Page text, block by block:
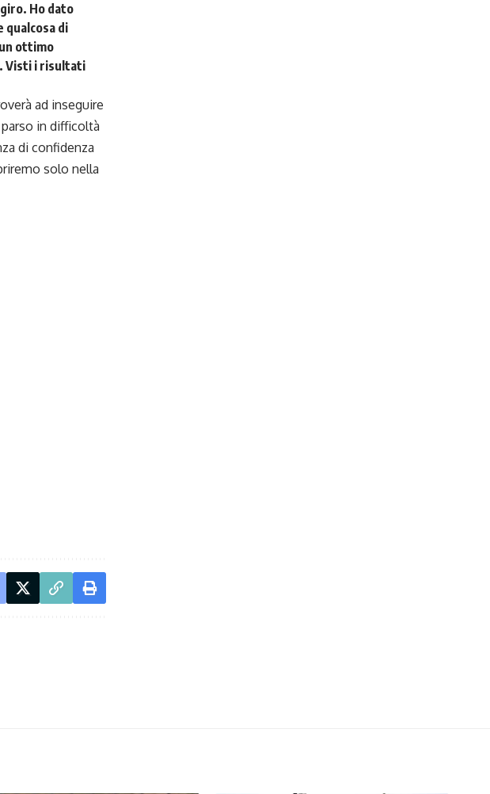
Ho dato
di
ottimo
Visti i risultati
ad inseguire
in difficoltà
di confidenza
solo nella